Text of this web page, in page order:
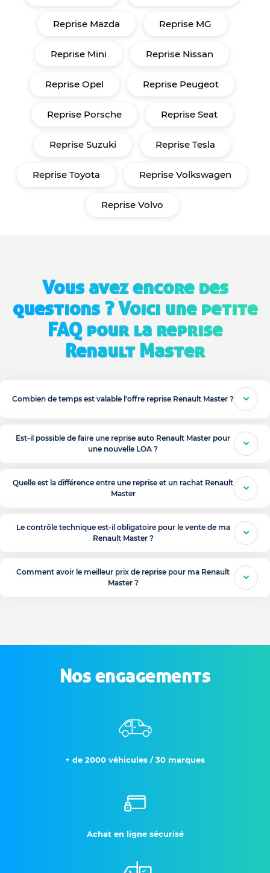
Reprise Mazda Reprise MG
Reprise Mini Reprise Nissan
Reprise Opel Reprise Peugeot
Reprise Porsche Reprise Seat
Reprise Suzuki Reprise Tesla
Reprise Toyota Reprise Volkswagen
Reprise Volvo
Vous avez encore des
questions ? Voici une petite
FAQ pour la reprise
Renault Master
Combien de temps est valable l'offre reprise Renault Master ?
Est-il possible de faire une reprise auto Renault Master pour
une nouvelle LOA ?
Quelle est la différence entre une reprise et un rachat Renault
Master
Le contrôle technique est-il obligatoire pour le vente de ma
Renault Master ?
Comment avoir le meilleur prix de reprise pour ma Renault
Master ?
Nos engagements
+ de 2000 véhicules / 30 marques
Achat en ligne sécurisé